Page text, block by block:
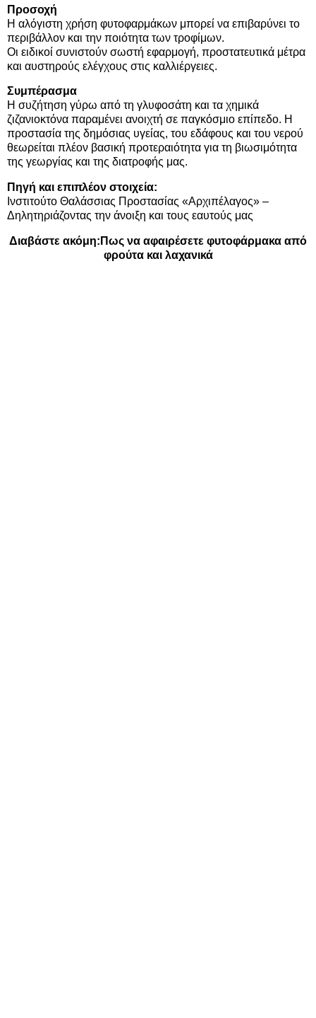
Προσοχή
Η αλόγιστη χρήση φυτοφαρμάκων μπορεί να επιβαρύνει το
περιβάλλον και την ποιότητα των τροφίμων.
Οι ειδικοί συνιστούν σωστή εφαρμογή, προστατευτικά μέτρα
και αυστηρούς ελέγχους στις καλλιέργειες.
Συμπέρασμα
Η συζήτηση γύρω από τη γλυφοσάτη και τα χημικά
ζιζανιοκτόνα παραμένει ανοιχτή σε παγκόσμιο επίπεδο. Η
προστασία της δημόσιας υγείας, του εδάφους και του νερού
θεωρείται πλέον βασική προτεραιότητα για τη βιωσιμότητα
της γεωργίας και της διατροφής μας.
Πηγή και επιπλέον στοιχεία:
Ινστιτούτο Θαλάσσιας Προστασίας «Αρχιπέλαγος» –
Δηλητηριάζοντας την άνοιξη και τους εαυτούς μας
Διαβάστε ακόμη: Πως να αφαιρέσετε φυτοφάρμακα από
φρούτα και λαχανικά